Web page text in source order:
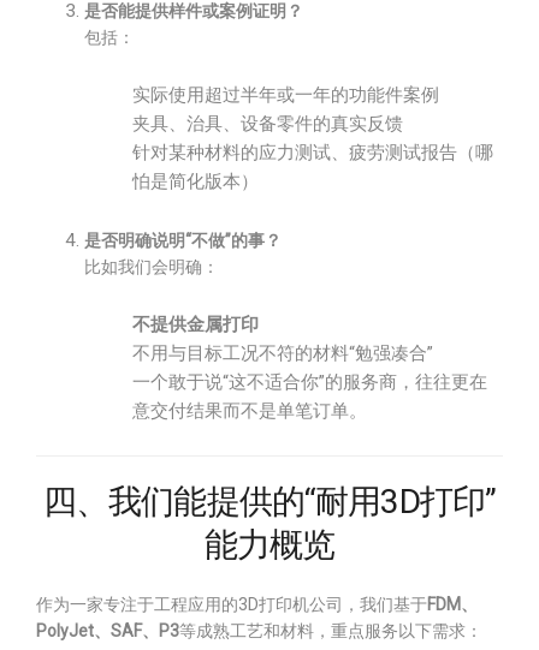
是否能提供样件或案例证明？
包括：
实际使用超过半年或一年的功能件案例
夹具、治具、设备零件的真实反馈
针对某种材料的应力测试、疲劳测试报告（哪
怕是简化版本）
是否明确说明“不做”的事？
比如我们会明确：
不提供金属打印
不用与目标工况不符的材料“勉强凑合”
一个敢于说“这不适合你”的服务商，往往更在
意交付结果而不是单笔订单。
四、我们能提供的“耐用3D打印”
能力概览
作为一家专注于工程应用的3D打印机公司，我们基于FDM、
PolyJet、SAF、P3等成熟工艺和材料，重点服务以下需求：